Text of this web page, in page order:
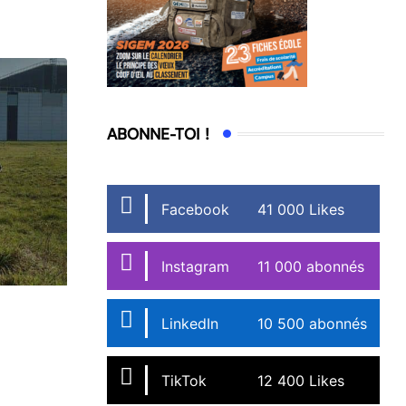
ABONNE-TOI !
Facebook 41 000 Likes
Instagram 11 000 abonnés
LinkedIn 10 500 abonnés
TikTok 12 400 Likes